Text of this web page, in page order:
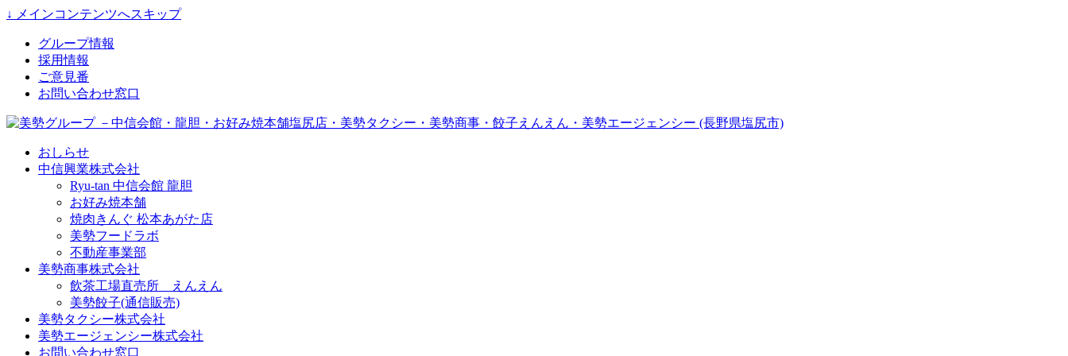
↓ メインコンテンツへスキップ
グループ情報
採用情報
ご意見番
お問い合わせ窓口
おしらせ
中信興業株式会社
Ryu-tan 中信会館 龍胆
お好み焼本舗
焼肉きんぐ 松本あがた店
美勢フードラボ
不動産事業部
美勢商事株式会社
飲茶工場直売所 えんえん
美勢餃子(通信販売)
美勢タクシー株式会社
美勢エージェンシー株式会社
お問い合わせ窓口